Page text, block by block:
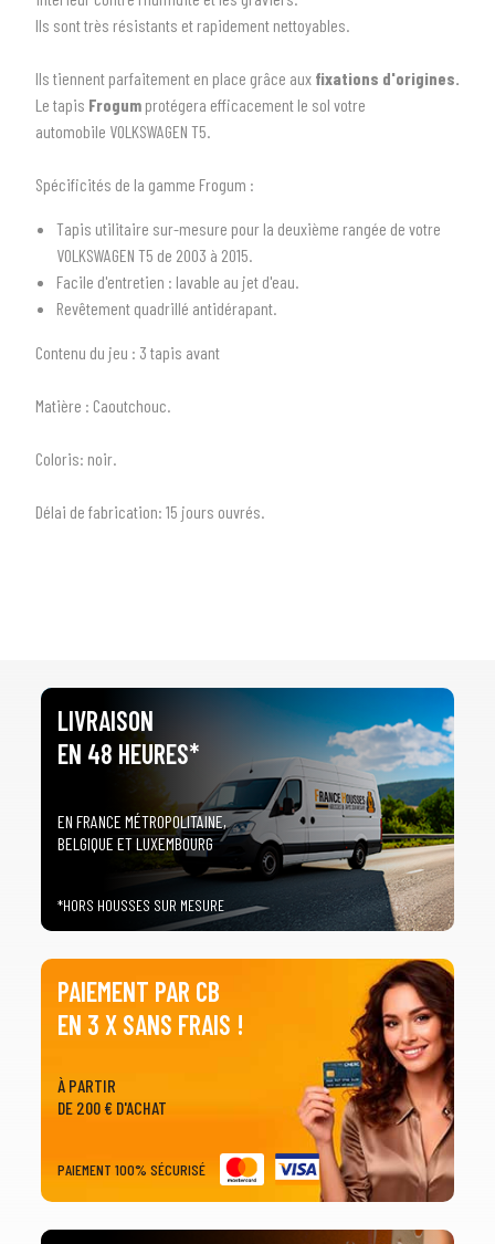
SÉLECTIONNEZ LE TYPE DE VOTRE VÉHICULE
Tous les types
Ils sont très résistants et rapidement nettoyables.
Ils tiennent parfaitement en place grâce aux fixations d'origines.
Le tapis Frogum protégera efficacement le sol votre
automobile VOLKSWAGEN T5.
Spécificités de la gamme Frogum :
Tapis utilitaire sur-mesure pour la deuxième rangée de votre
VOLKSWAGEN T5 de 2003 à 2015.
Facile d'entretien : lavable au jet d'eau.
Revêtement quadrillé antidérapant.
Contenu du jeu : 3 tapis avant
Matière : Caoutchouc.
Coloris: noir.
Délai de fabrication: 15 jours ouvrés.
LIVRAISON
EN 48 HEURES*
EN FRANCE MÉTROPOLITAINE,
BELGIQUE ET LUXEMBOURG
*HORS HOUSSES SUR MESURE
PAIEMENT PAR CB
EN 3 X SANS FRAIS !
À PARTIR
DE 200 € D'ACHAT
PAIEMENT 100% SÉCURISÉ